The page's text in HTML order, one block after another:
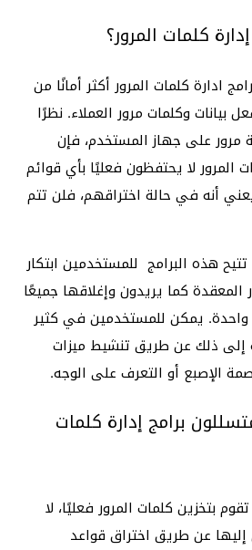
كلمات المرور؟
ادارة كلمات المرور أكثر أمانًا من
بيانات وكلمات مرور العملاء. نظرًا
مرور على جهاز المستخدم، فإن
المرور لا يحتفظون فعليًا بأي قوائم
أنه في حالة اختراقهم، فلن تتم
هذه البرامج للمستخدمين ابتكار
المعقدة كما يريدون وإغلاقها جميعًا
يمكن للمستخدمين في كثير
إلى ذلك عن طريق تنشيط ميزات
الإصبع أو التعرف على الوجه.
برامج إدارة كلمات
بتخزين كلمات المرور فعليًا، لا
عن طريق اختراق قواعد